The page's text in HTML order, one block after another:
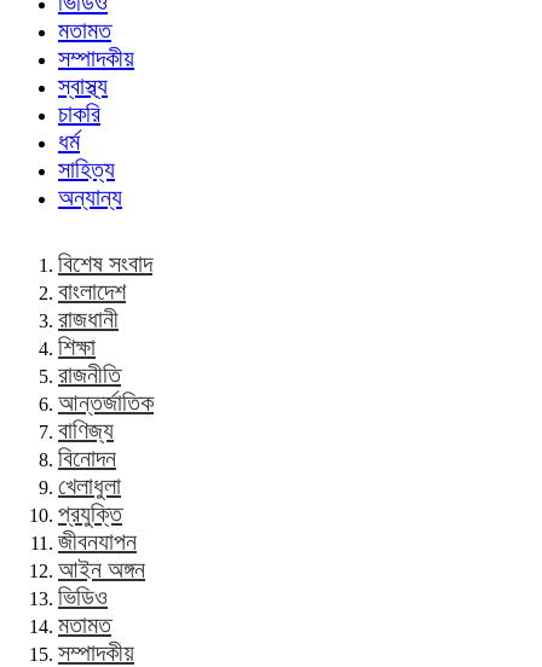
মতামত
সম্পাদকীয়
স্বাস্থ্য
চাকরি
ধর্ম
সাহিত্য
অন্যান্য
বিশেষ সংবাদ
বাংলাদেশ
রাজধানী
শিক্ষা
রাজনীতি
আন্তর্জাতিক
বাণিজ্য
বিনোদন
খেলাধুলা
প্রযুক্তি
জীবনযাপন
আইন অঙ্গন
ভিডিও
মতামত
সম্পাদকীয়